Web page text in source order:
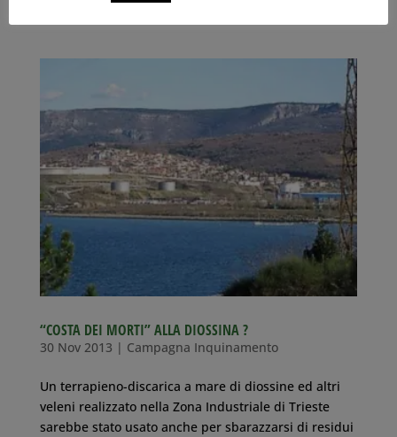
“COSTA DEI MORTI” ALLA DIOSSINA ?
30 Nov 2013 | Campagna Inquinamento
Un terrapieno-discarica a mare di diossine ed altri
veleni realizzato nella Zona Industriale di Trieste
sarebbe stato usato anche per sbarazzarsi di residui